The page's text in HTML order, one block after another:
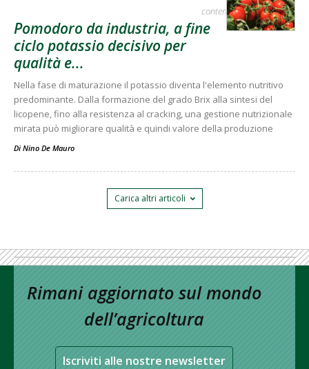
contenuto sponsorizzato
Pomodoro da industria, a fine
ciclo potassio decisivo per
qualità e...
Nella fase di maturazione il potassio diventa l'elemento nutritivo
predominante. Dalla formazione del grado Brix alla sintesi del
licopene, fino alla resistenza al cracking, una gestione nutrizionale
mirata può migliorare qualità e quindi valore della produzione
Di Nino De Mauro
Carica altri articoli
Rimani aggiornato sul mondo
dell’agricoltura
Iscriviti alle nostre newsletter